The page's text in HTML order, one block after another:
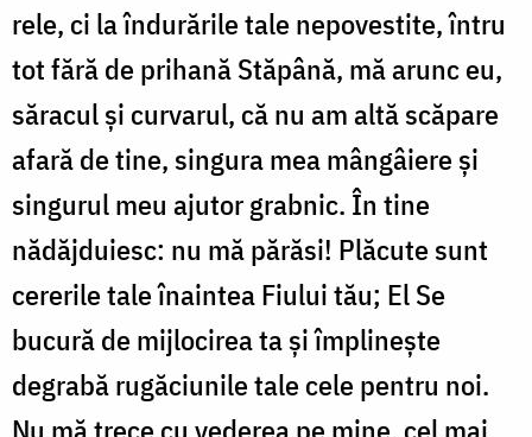
rele, ci la îndurările tale nepovestite, întru
tot fără de prihană Stăpână, mă arunc eu,
săracul și curvarul, că nu am altă scăpare
afară de tine, singura mea mângâiere și
singurul meu ajutor grabnic. În tine
nădăjduiesc: nu mă părăsi! Plăcute sunt
cererile tale înaintea Fiului tău; El Se
bucură de mijlocirea ta și împlinește
degrabă rugăciunile tale cele pentru noi.